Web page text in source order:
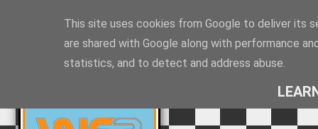
EQUIPO DE
This site uses cookies from Google to deliver its
are shared with Google along with performance
statistics, and to detect and address abuse.